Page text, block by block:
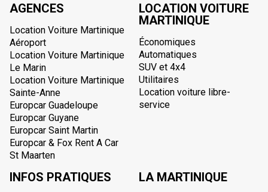
AGENCES
Location Voiture Martinique
Aéroport
Location Voiture Martinique
Le Marin
Location Voiture Martinique
Sainte-Anne
Europcar Guadeloupe
Europcar Guyane
Europcar Saint Martin
Europcar & Fox Rent A Car
St Maarten
LOCATION VOITURE
MARTINIQUE
Économiques
Automatiques
SUV et 4x4
Utilitaires
Location voiture libre-
service
INFOS PRATIQUES LA MARTINIQUE